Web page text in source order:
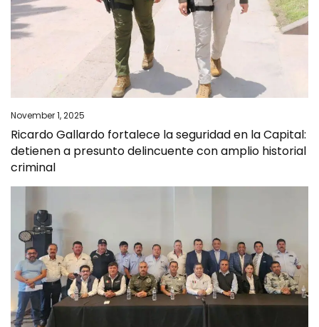
November 1, 2025
Ricardo Gallardo fortalece la seguridad en la Capital:
detienen a presunto delincuente con amplio historial
criminal